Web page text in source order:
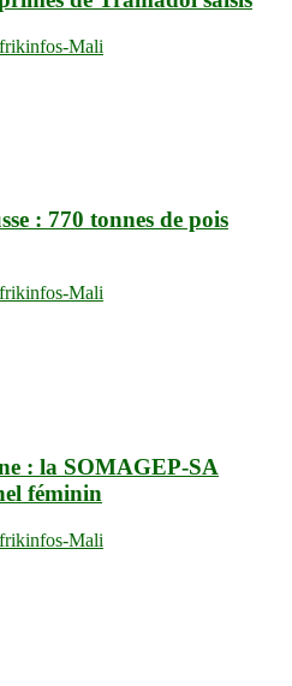
Mali
: 770 tonnes de pois
Mali
: la SOMAGEP-SA
féminin
Mali